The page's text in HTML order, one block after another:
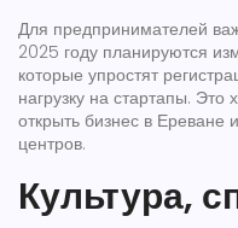
Для предпринимателей
2025 году планируются
которые упростят
нагрузку на стартапы. Это
открыть бизнес в Ереване
центров.
Культура,